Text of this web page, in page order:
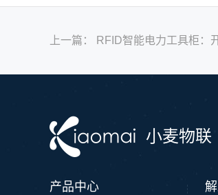
上一篇： RFID智能电力工具柜：
小麦物联
产品中心